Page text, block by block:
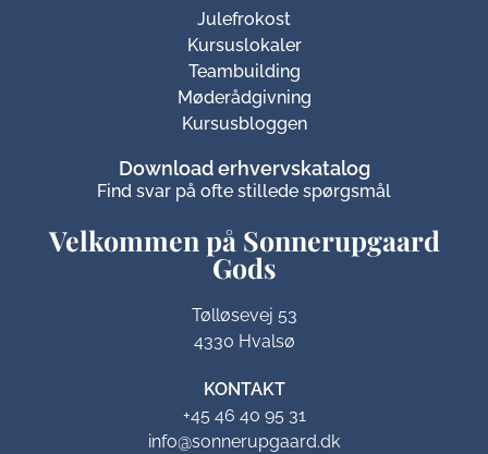
Velkommen på Sonnerupgaard
Gods​
Tølløsevej 53
4330 Hvalsø
KONTAKT
+45 46 40 95 31
info@sonnerupgaard.dk
Julefrokost
Kursuslokaler
Teambuilding
Møderådgivning
Kursusbloggen
Download erhvervskatalog
Find svar på ofte stillede spørgsmål